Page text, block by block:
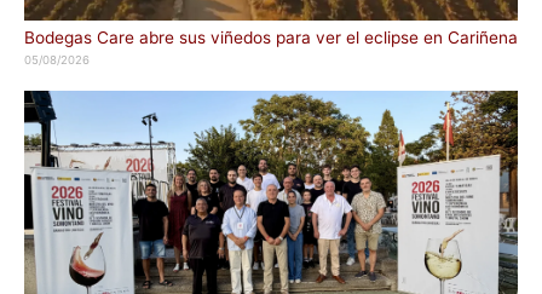
Bodegas Care abre sus viñedos para ver el eclipse en Cariñena
05/08/2026